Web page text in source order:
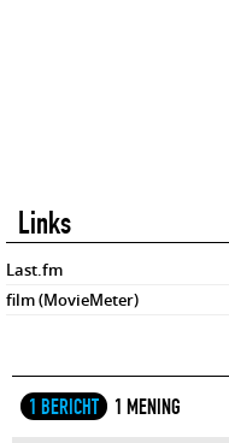
Links
Last.fm
film (MovieMeter)
1 BERICHT 1 MENING